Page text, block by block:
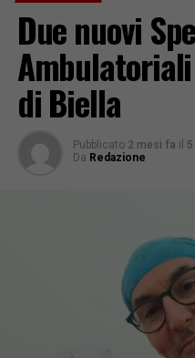
Due nuovi
di Biella
Pubblicato 2 mesi fa il
Da Redazione